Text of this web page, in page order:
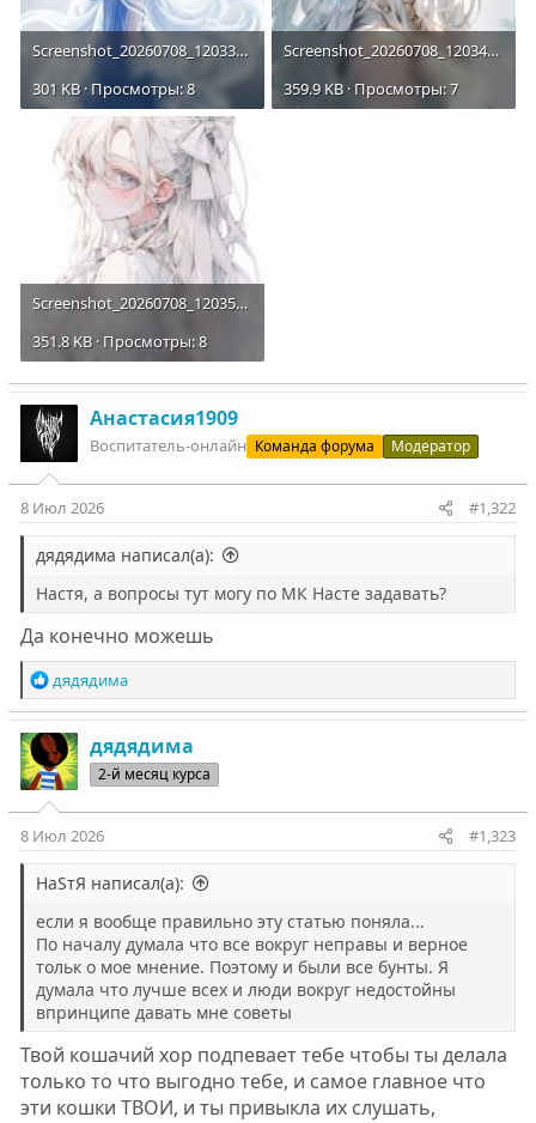
Screenshot_20260708_120333.jpg
301 KB · Просмотры: 8
Screenshot_20260708_120345.jpg
359.9 KB · Просмотры: 7
Screenshot_20260708_120355.jpg
351.8 KB · Просмотры: 8
Анастасия1909
Воспитатель-онлайн Команда форума Модератор
8 Июл 2026 #1,322
дядядима написал(а):
Настя, а вопросы тут могу по МК Насте задавать?
Да конечно можешь
Р
е
а
к
ц
и
и
:
дядядима
дядядима
2-й месяц курса
8 Июл 2026 #1,323
НаSтЯ написал(а):
если я вообще правильно эту статью поняла...
По началу думала что все вокруг неправы и верное
тольк о мое мнение. Поэтому и были все бунты. Я
думала что лучше всех и люди вокруг недостойны
впринципе давать мне советы
Твой кошачий хор подпевает тебе чтобы ты делала
только то что выгодно тебе, и самое главное что
эти кошки ТВОИ, и ты привыкла их слушать,